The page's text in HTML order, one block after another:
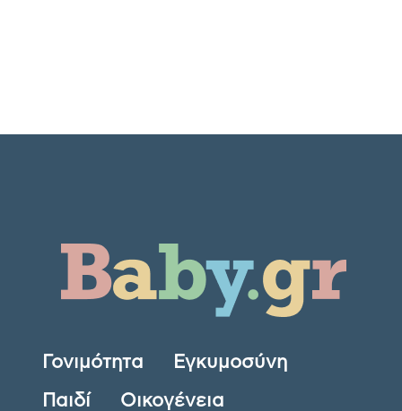
Γονιμότητα Εγκυμοσύνη
Παιδί Οικογένεια